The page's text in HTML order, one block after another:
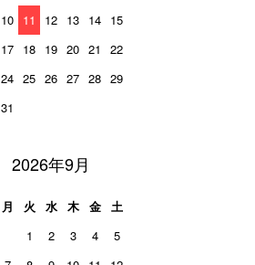
10 11 12 13 14 15
17 18 19 20 21
22
24 25 26 27 28 29
31
2026年9月
月 火 水 木 金
土
1
2 3 4
5